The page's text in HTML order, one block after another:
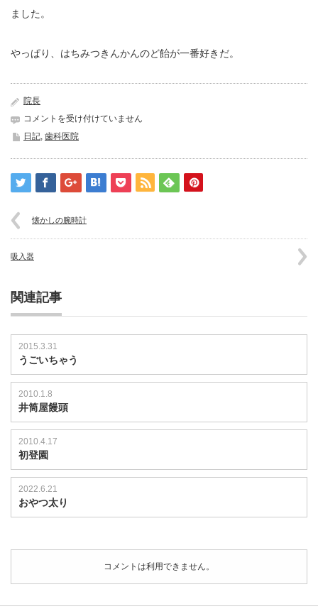
ました。
やっぱり、はちみつきんかんのど飴が一番好きだ。
院長
イ
ン
ル
エ
ン
チ
ン
コメントを受け付けていません
日記 歯科医院
懐かしの腕時計
吸入器
関連記事
2015.3.31
うごいちゃう
2010.1.8
井筒屋饅頭
2010.4.17
初登園
2022.6.21
おやつ太り
コメントは利用できません。